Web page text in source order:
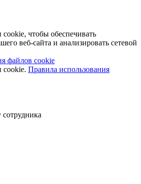
чтобы обеспечивать
веб-сайта и анализировать сетевой
файлов cookie
Правила использования